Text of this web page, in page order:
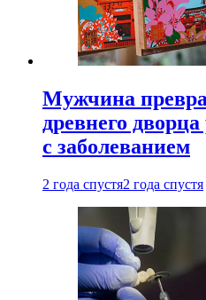
Мужчина
древнего
с заболеванием
2 года спустя2 года спустя